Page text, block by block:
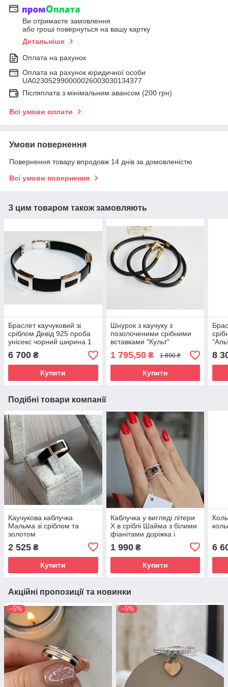
Ви отримаєте замовлення
або гроші повернуться на вашу картку
Детальніше
Оплата на рахунок
Оплата на рахунок юридичної особи
UA023052990000026003030134377
Післяплата з мінімальним авансом (200 грн)
Всі умови оплати
Умови повернення
Повернення товару впродовж 14 днів за домовленістю
Всі умови повернення
З цим товаром також замовляють
Браслет каучуковий зі
сріблом Девід 925 проба
унісекс чорний ширина 1
см
6 700 ₴
Купити
Шнурок з каучуку з
позолоченими срібними
вставками "Культ"
Каучуковий шнурок на
шию чорний
1 795,50₴ 1 890 ₴
Купити
8
Подібні товари компанії
Каучукова каблучка
Мальма зі сріблом та
золотом
2 525 ₴
Купити
Каблучка у вигляді літери
Х в сріблі Шайма з білими
фіанітами доріжка і
чорним круглим фіанітом
1 990₴
Купити
6
Акційні пропозиції та новинки
–5% –5%